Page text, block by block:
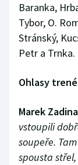
Baranka,
Tybor, O.
Stránský,
Petr a Trnka.
Ohlasy
Marek
vstoupili
soupeře.
spousta